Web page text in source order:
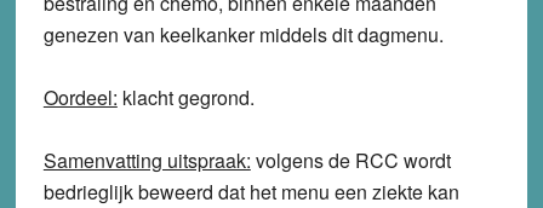
genezen van keelkanker middels dit dagmenu.
Oordeel: klachtgegrond.
Samenvatting uitspraak: volgens de RCC wordt
bedrieglijk beweerd dat het menu een ziekte kan